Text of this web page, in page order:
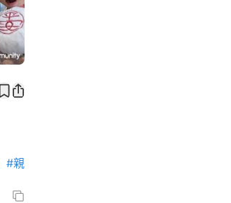
#親